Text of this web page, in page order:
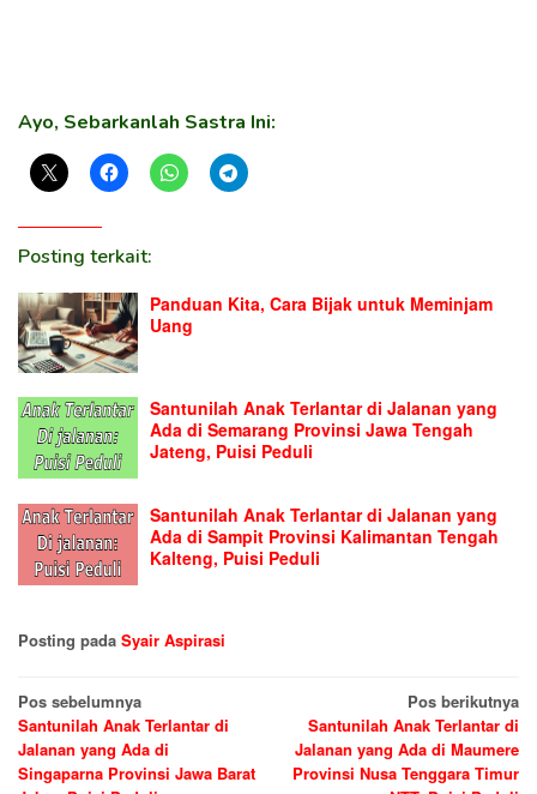
Ayo, Sebarkanlah Sastra Ini:
Posting terkait:
Panduan Kita, Cara Bijak untuk Meminjam
Uang
Santunilah Anak Terlantar di Jalanan yang
Ada di Semarang Provinsi Jawa Tengah
Jateng, Puisi Peduli
Santunilah Anak Terlantar di Jalanan yang
Ada di Sampit Provinsi Kalimantan Tengah
Kalteng, Puisi Peduli
Posting pada Syair Aspirasi
Navigasi
pos
Pos sebelumnya
Santunilah Anak Terlantar di
Jalanan yang Ada di
Singaparna Provinsi Jawa Barat
Pos berikutnya
Santunilah Anak Terlantar di
Jalanan yang Ada di Maumere
Provinsi Nusa Tenggara Timur